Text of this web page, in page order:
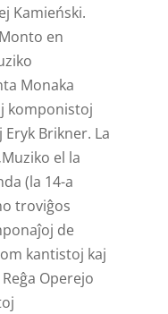
Kamieński.
en
Monaka
komponistoj
Eryk Brikner. La
el la
(la 14-a
troviĝos
de
kantistoj kaj
Operejo